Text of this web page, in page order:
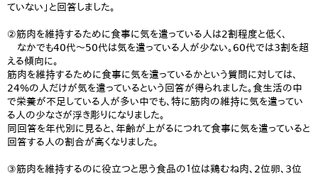
ていない」と回答しました。
②筋肉を維持するために食事に気を遣っている人は2割程度と低く、
なかでも40代～50代は気を遣っている人が少ない。60代では3割を超
える傾向に。
筋肉を維持するために食事に気を遣っているかという質問に対しては、
24%の人だけが気を遣っているという回答が得られました。食生活の中
で栄養が不足している人が多い中でも、特に筋肉の維持に気を遣ってい
る人の少なさが浮き彫りになりました。
同回答を年代別に見ると、年齢が上がるにつれて食事に気を遣っていると
回答する人の割合が高くなりました。
③筋肉を維持するのに役立つと思う食品の１位は鶏むね肉、2位卵、3位